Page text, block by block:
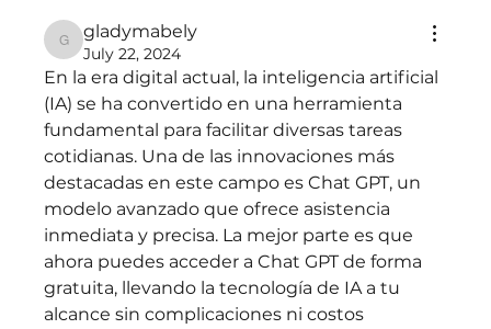
gladymabely
gladymabely
July 22, 2024
En la era digital actual, la inteligencia artificial
(IA) se ha convertido en una herramienta
fundamental para facilitar diversas tareas
cotidianas. Una de las innovaciones más
destacadas en este campo es Chat GPT, un
modelo avanzado que ofrece asistencia
inmediata y precisa. La mejor parte es que
ahora puedes acceder a Chat GPT de forma
gratuita, llevando la tecnología de IA a tu
alcance sin complicaciones ni costos